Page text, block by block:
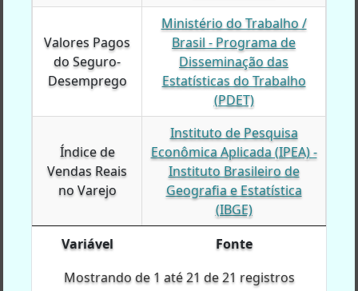
Variável Fonte
Valores Pagos
do Seguro-
Desemprego
Ministério do Trabalho /
Brasil - Programa de
Disseminação das
Estatísticas do Trabalho
(PDET)
Índice de
Vendas Reais
no Varejo
Instituto de Pesquisa
Econômica Aplicada (IPEA) -
Instituto Brasileiro de
Geografia e Estatística
(IBGE)
Variável
Fonte
Valores Pagos
do Seguro-
Desemprego
Índice de
Vendas Reais
no Varejo
Variável
Mostrando de 1 até 21 de 21 registros